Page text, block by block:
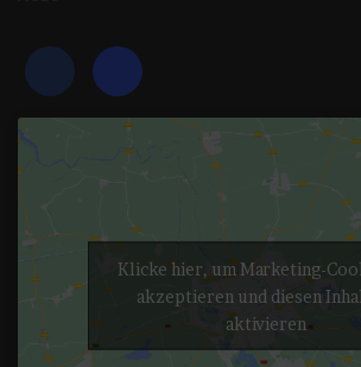
Klicke hier, um Marketing-
akzeptieren und diesen
aktivieren